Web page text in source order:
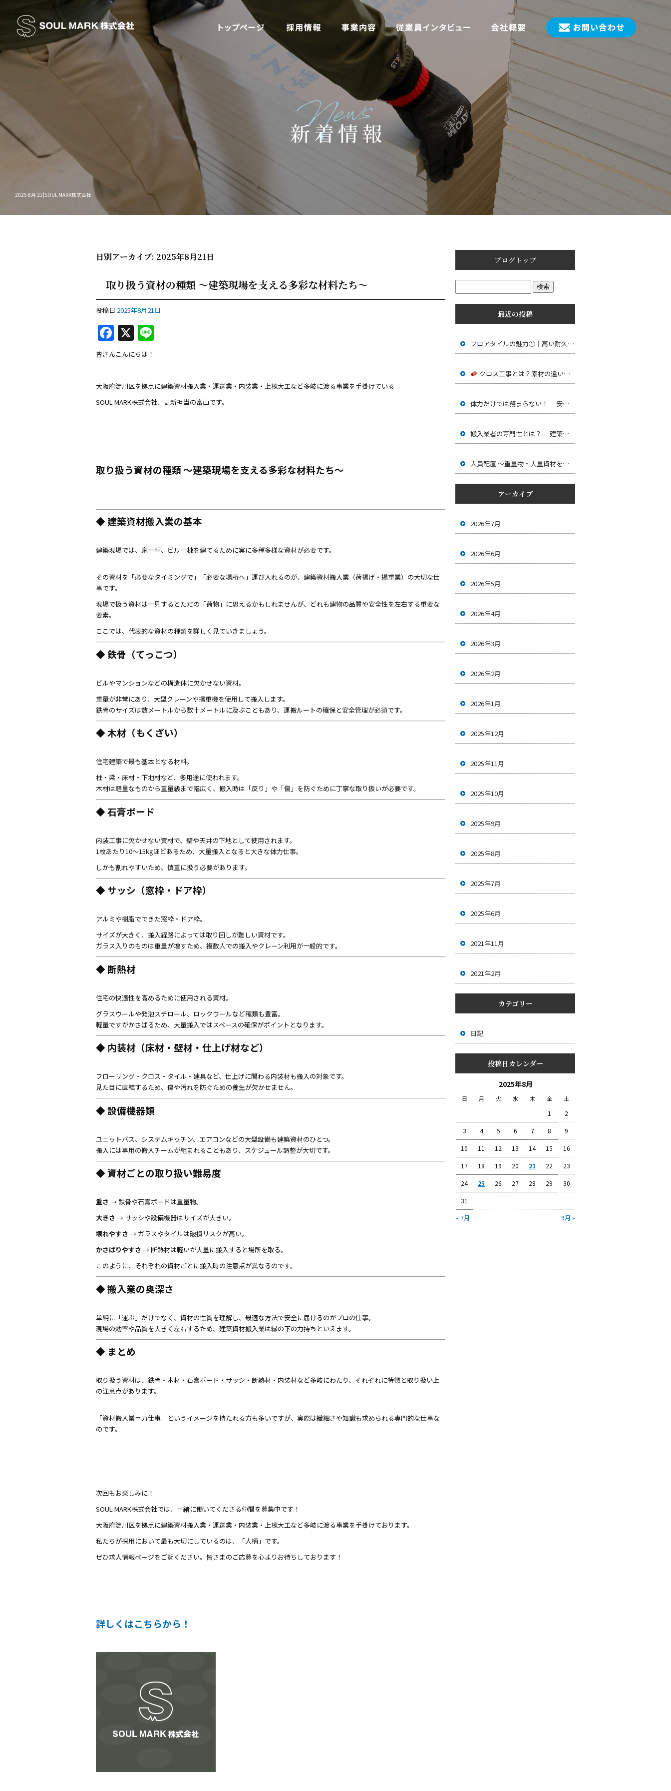
2025 8月 21|SOUL MARK株式会社
日別アーカイブ: 2025年8月21日
取り扱う資材の種類 ～建築現場を支える多彩な材料たち～
投稿日 2025年8月21日
F
a
c
e
b
o
X
皆さんこんにちは！
大阪府淀川区を拠点に建築資材搬入業・運送業・内装業・上棟大工など多岐に渡る事業を手掛けている
SOUL MARK株式会社、更新担当の富山です。
取り扱う資材の種類 ～建築現場を支える多彩な材料たち～
◆ 建築資材搬入業の基本
建築現場では、家一軒、ビル一棟を建てるために実に多種多様な資材が必要です。
その資材を「必要なタイミングで」「必要な場所へ」運び入れるのが、建築資材搬入業（荷揚げ・揚重業）の大切な仕
事です。
現場で扱う資材は一見するとただの「荷物」に思えるかもしれませんが、どれも建物の品質や安全性を左右する重要な
要素。
ここでは、代表的な資材の種類を詳しく見ていきましょう。
◆ 鉄骨（てっこつ）
ビルやマンションなどの構造体に欠かせない資材。
重量が非常にあり、大型クレーンや揚重機を使用して搬入します。
鉄骨のサイズは数メートルから数十メートルに及ぶこともあり、運搬ルートの確保と安全管理が必須です。
◆ 木材（もくざい）
住宅建築で最も基本となる材料。
柱・梁・床材・下地材など、多用途に使われます。
木材は軽量なものから重量級まで幅広く、搬入時は「反り」や「傷」を防ぐために丁寧な取り扱いが必要です。
◆ 石膏ボード
内装工事に欠かせない資材で、壁や天井の下地として使用されます。
1枚あたり10〜15kgほどあるため、大量搬入となると大きな体力仕事。
しかも割れやすいため、慎重に扱う必要があります。
◆ サッシ（窓枠・ドア枠）
アルミや樹脂でできた窓枠・ドア枠。
サイズが大きく、搬入経路によっては取り回しが難しい資材です。
ガラス入りのものは重量が増すため、複数人での搬入やクレーン利用が一般的です。
◆ 断熱材
住宅の快適性を高めるために使用される資材。
グラスウールや発泡スチロール、ロックウールなど種類も豊富。
軽量ですがかさばるため、大量搬入ではスペースの確保がポイントとなります。
◆ 内装材（床材・壁材・仕上げ材など）
フローリング・クロス・タイル・建具など、仕上げに関わる内装材も搬入の対象です。
見た目に直結するため、傷や汚れを防ぐための養生が欠かせません。
◆ 設備機器類
ユニットバス、システムキッチン、エアコンなどの大型設備も建築資材のひとつ。
搬入には専用の搬入チームが組まれることもあり、スケジュール調整が大切です。
◆ 資材ごとの取り扱い難易度
重さ → 鉄骨や石膏ボードは重量物。
大きさ → サッシや設備機器はサイズが大きい。
壊れやすさ → ガラスやタイルは破損リスクが高い。
かさばりやすさ → 断熱材は軽いが大量に搬入すると場所を取る。
このように、それぞれの資材ごとに搬入時の注意点が異なるのです。
◆ 搬入業の奥深さ
単純に「運ぶ」だけでなく、資材の性質を理解し、最適な方法で安全に届けるのがプロの仕事。
現場の効率や品質を大きく左右するため、建築資材搬入業は縁の下の力持ちといえます。
◆ まとめ
取り扱う資材は、鉄骨・木材・石膏ボード・サッシ・断熱材・内装材など多岐にわたり、それぞれに特徴と取り扱い上
の注意点があります。
「資材搬入業＝力仕事」というイメージを持たれる方も多いですが、実際は繊細さや知識も求められる専門的な仕事な
のです。
次回もお楽しみに！
SOUL MARK株式会社では、一緒に働いてくださる仲間を募集中です！
大阪府淀川区を拠点に建築資材搬入業・運送業・内装業・上棟大工など多岐に渡る事業を手掛けております。
私たちが採用において最も大切にしているのは、「人柄」です。
ぜひ求人情報ページをご覧ください。皆さまのご応募を心よりお待ちしております！
詳しくはこちらから！
ブログトップ
最近の投稿
フロアタイルの魅力①｜高い耐久性と美しい仕上がり
クロス工事とは？素材の違いと選び方
体力だけでは務まらない！ 安全に運ぶための技術とは
搬入業者の専門性とは？ 建築現場を支える重要な仕事
人員配置 ～重量物・大量資材を安全に運ぶためのチーム作業～
アーカイブ
2026年7月
2026年6月
2026年5月
2026年4月
2026年3月
2026年2月
2026年1月
2025年12月
2025年11月
2025年10月
2025年9月
2025年8月
2025年7月
2025年6月
2021年11月
2021年2月
カテゴリー
日記
投稿日カレンダー
2025年8月
日 月 火 水 木 金 土
« 7月 9月 »
1 2
3 4 5 6 7 8 9
10 11 12 13 14 15 16
17 18 19 20 21 22 23
24 25 26 27 28 29 30
31